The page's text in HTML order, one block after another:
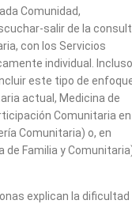
Comunidad,
salir de la
con los Servicios
individual. Incluso
este tipo de
actual, Medicina de
Comunitaria en
Comunitaria) o, en
de Familia y
explican la dificultad